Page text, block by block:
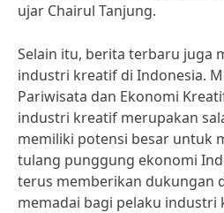
ujar Chairul Tanjung.
Selain itu, berita terbaru juga
industri kreatif di Indonesia.
Pariwisata dan Ekonomi
industri kreatif merupakan
memiliki potensi besar untuk
tulang punggung ekonomi
terus memberikan dukungan
memadai bagi pelaku industri